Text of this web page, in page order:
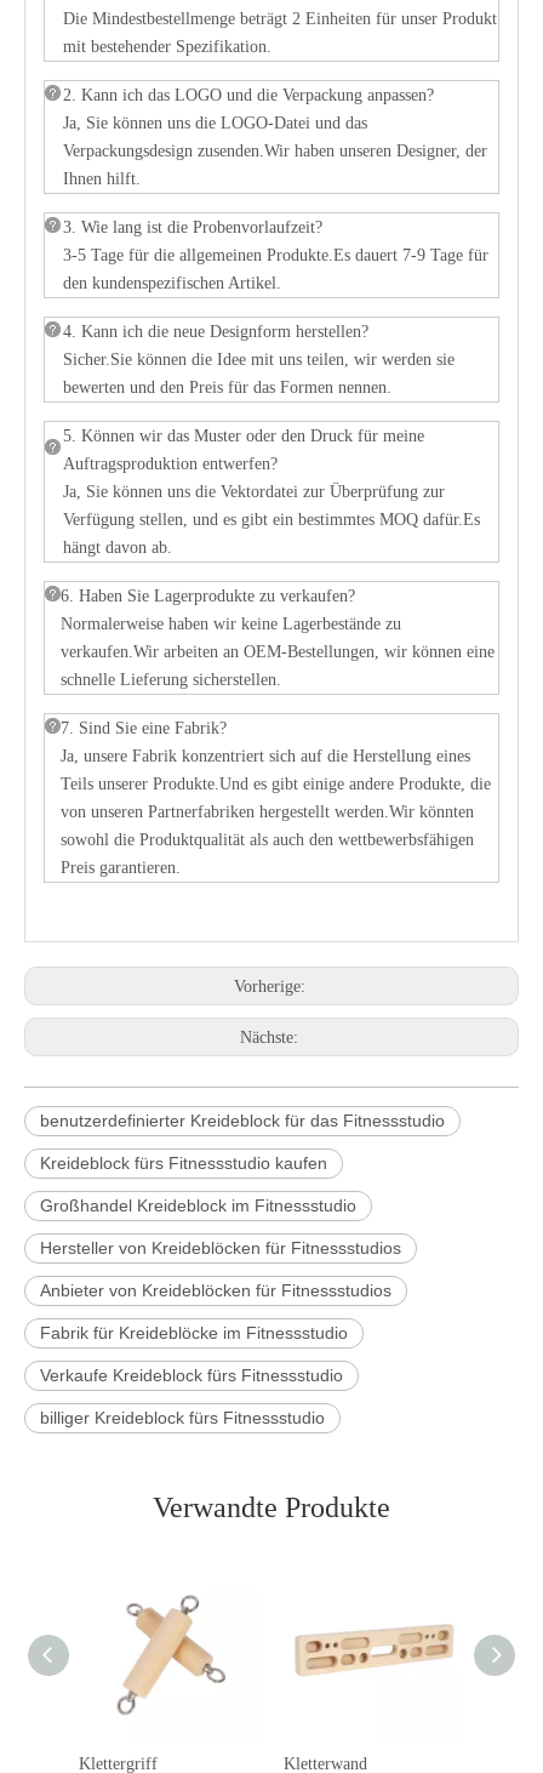
Die Mindestbestellmenge beträgt 2 Einheiten für unser Produkt
mit bestehender Spezifikation.
2. Kann ich das LOGO und die Verpackung anpassen?
Ja, Sie können uns die LOGO-Datei und das
Verpackungsdesign zusenden.Wir haben unseren Designer, der
Ihnen hilft.
3. Wie lang ist die Probenvorlaufzeit?
3-5 Tage für die allgemeinen Produkte.Es dauert 7-9 Tage für
den kundenspezifischen Artikel.
4. Kann ich die neue Designform herstellen?
Sicher.Sie können die Idee mit uns teilen, wir werden sie
bewerten und den Preis für das Formen nennen.
5. Können wir das Muster oder den Druck für meine
Auftragsproduktion entwerfen?
Ja, Sie können uns die Vektordatei zur Überprüfung zur
Verfügung stellen, und es gibt ein bestimmtes MOQ dafür.Es
hängt davon ab.
6. Haben Sie Lagerprodukte zu verkaufen?
Normalerweise haben wir keine Lagerbestände zu
verkaufen.Wir arbeiten an OEM-Bestellungen, wir können eine
schnelle Lieferung sicherstellen.
7. Sind Sie eine Fabrik?
Ja, unsere Fabrik konzentriert sich auf die Herstellung eines
Teils unserer Produkte.Und es gibt einige andere Produkte, die
von unseren Partnerfabriken hergestellt werden.Wir könnten
sowohl die Produktqualität als auch den wettbewerbsfähigen
Preis garantieren.
Vorherige:
Nächste:
benutzerdefinierter Kreideblock für das Fitnessstudio
Kreideblock fürs Fitnessstudio kaufen
Großhandel Kreideblock im Fitnessstudio
Hersteller von Kreideblöcken für Fitnessstudios
Anbieter von Kreideblöcken für Fitnessstudios
Fabrik für Kreideblöcke im Fitnessstudio
Verkaufe Kreideblock fürs Fitnessstudio
billiger Kreideblock fürs Fitnessstudio
Verwandte Produkte
Klettergriff Kletterwand